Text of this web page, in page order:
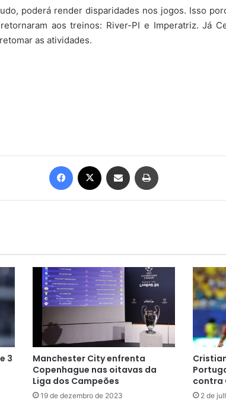
poderá render disparidades nos jogos. Isso
aos treinos: River-PI e Imperatriz. Já
as atividades.
Facebook Compartilhar via e-mail
3
Manchester City enfrenta
Copenhague nas oitavas da
Liga dos Campeões
19 de dezembro de 2023
contra
2 de